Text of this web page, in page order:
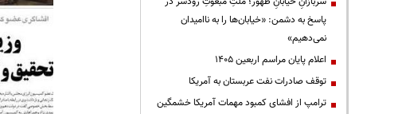
پاسخ به دشمن: «خیابان‌ها را به ناامیدان
نمی‌دهیم»
اعلام پایان مراسم اربعین ۱۴۰۵
توقف صادرات نفت عربستان به آمریکا
ترامپ از افشای کمبود مهمات آمریکا خشمگین